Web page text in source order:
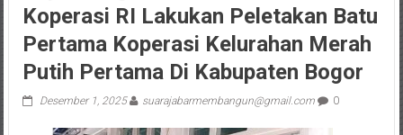
Koperasi RI Lakukan Peletakan Batu
Pertama Koperasi Kelurahan Merah
Putih Pertama Di Kabupaten Bogor
Desember 1, 2025 suarajabarmembangun@gmail.com 0